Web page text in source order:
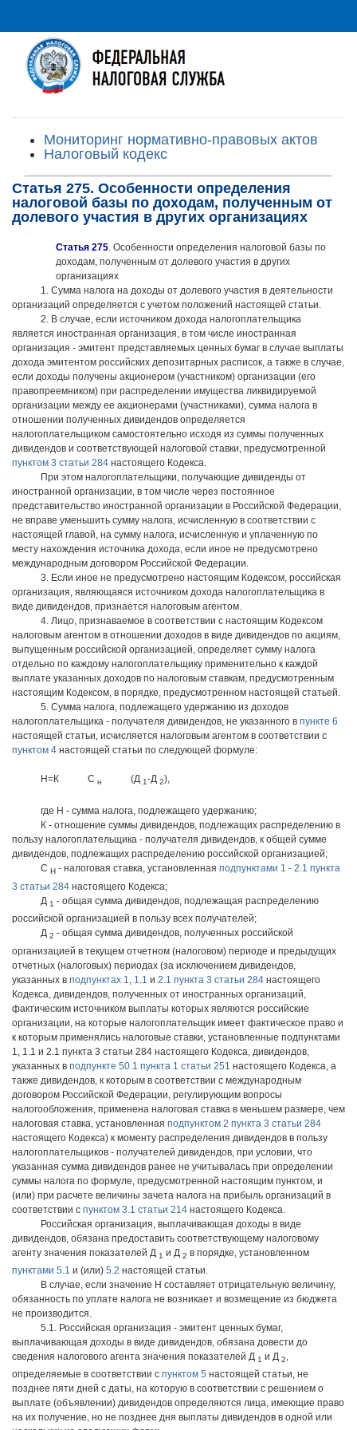
Мониторинг нормативно-правовых актов
Налоговый кодекс
Статья 275. Особенности определения
налоговой базы по доходам, полученным от
долевого участия в других организациях
Статья 275. Особенности определения налоговой базы по
доходам, полученным от долевого участия в других
организациях
1. Сумма налога на доходы от долевого участия в деятельности
организаций определяется с учетом положений настоящей статьи.
2. В случае, если источником дохода налогоплательщика
является иностранная организация, в том числе иностранная
организация - эмитент представляемых ценных бумаг в случае выплаты
дохода эмитентом российских депозитарных расписок, а также в случае,
если доходы получены акционером (участником) организации (его
правопреемником) при распределении имущества ликвидируемой
организации между ее акционерами (участниками), сумма налога в
отношении полученных дивидендов определяется
налогоплательщиком самостоятельно исходя из суммы полученных
дивидендов и соответствующей налоговой ставки, предусмотренной
пунктом 3 статьи 284 настоящего Кодекса.
При этом налогоплательщики, получающие дивиденды от
иностранной организации, в том числе через постоянное
представительство иностранной организации в Российской Федерации,
не вправе уменьшить сумму налога, исчисленную в соответствии с
настоящей главой, на сумму налога, исчисленную и уплаченную по
месту нахождения источника дохода, если иное не предусмотрено
международным договором Российской Федерации.
3. Если иное не предусмотрено настоящим Кодексом, российская
организация, являющаяся источником дохода налогоплательщика в
виде дивидендов, признается налоговым агентом.
4. Лицо, признаваемое в соответствии с настоящим Кодексом
налоговым агентом в отношении доходов в виде дивидендов по акциям,
выпущенным российской организацией, определяет сумму налога
отдельно по каждому налогоплательщику применительно к каждой
выплате указанных доходов по налоговым ставкам, предусмотренным
настоящим Кодексом, в порядке, предусмотренном настоящей статьей.
5. Сумма налога, подлежащего удержанию из доходов
налогоплательщика - получателя дивидендов, не указанного в пункте 6
настоящей статьи, исчисляется налоговым агентом в соответствии с
пунктом 4 настоящей статьи по следующей формуле:
Н=К С н (Д 1-Д 2),
где Н - сумма налога, подлежащего удержанию;
К - отношение суммы дивидендов, подлежащих распределению в
пользу налогоплательщика - получателя дивидендов, к общей сумме
дивидендов, подлежащих распределению российской организацией;
С Н - налоговая ставка, установленная подпунктами 1 - 2.1 пункта
3 статьи 284 настоящего Кодекса;
Д 1 - общая сумма дивидендов, подлежащая распределению
российской организацией в пользу всех получателей;
Д 2 - общая сумма дивидендов, полученных российской
организацией в текущем отчетном (налоговом) периоде и предыдущих
отчетных (налоговых) периодах (за исключением дивидендов,
указанных в подпунктах 1 1.1 и 2.1 пункта 3 статьи 284 настоящего
Кодекса, дивидендов, полученных от иностранных организаций,
фактическим источником выплаты которых являются российские
организации, на которые налогоплательщик имеет фактическое право и
к которым применялись налоговые ставки, установленные подпунктами
1, 1.1 и 2.1 пункта 3 статьи 284 настоящего Кодекса, дивидендов,
указанных в подпункте 50.1 пункта 1 статьи 251 настоящего Кодекса, а
также дивидендов, к которым в соответствии с международным
договором Российской Федерации, регулирующим вопросы
налогообложения, применена налоговая ставка в меньшем размере, чем
налоговая ставка, установленная подпунктом 2 пункта 3 статьи 284
настоящего Кодекса) к моменту распределения дивидендов в пользу
налогоплательщиков - получателей дивидендов, при условии, что
указанная сумма дивидендов ранее не учитывалась при определении
суммы налога по формуле, предусмотренной настоящим пунктом, и
(или) при расчете величины зачета налога на прибыль организаций в
соответствии с пунктом 3.1 статьи 214 настоящего Кодекса.
Российская организация, выплачивающая доходы в виде
дивидендов, обязана предоставить соответствующему налоговому
агенту значения показателей Д 1 и Д 2 в порядке, установленном
пунктами 5.1 и (или) 5.2 настоящей статьи.
В случае, если значение Н составляет отрицательную величину,
обязанность по уплате налога не возникает и возмещение из бюджета
не производится.
5.1. Российская организация - эмитент ценных бумаг,
выплачивающая доходы в виде дивидендов, обязана довести до
сведения налогового агента значения показателей Д 1 и Д 2,
определяемые в соответствии с пунктом 5 настоящей статьи, не
позднее пяти дней с даты, на которую в соответствии с решением о
выплате (объявлении) дивидендов определяются лица, имеющие право
на их получение, но не позднее дня выплаты дивидендов в одной или